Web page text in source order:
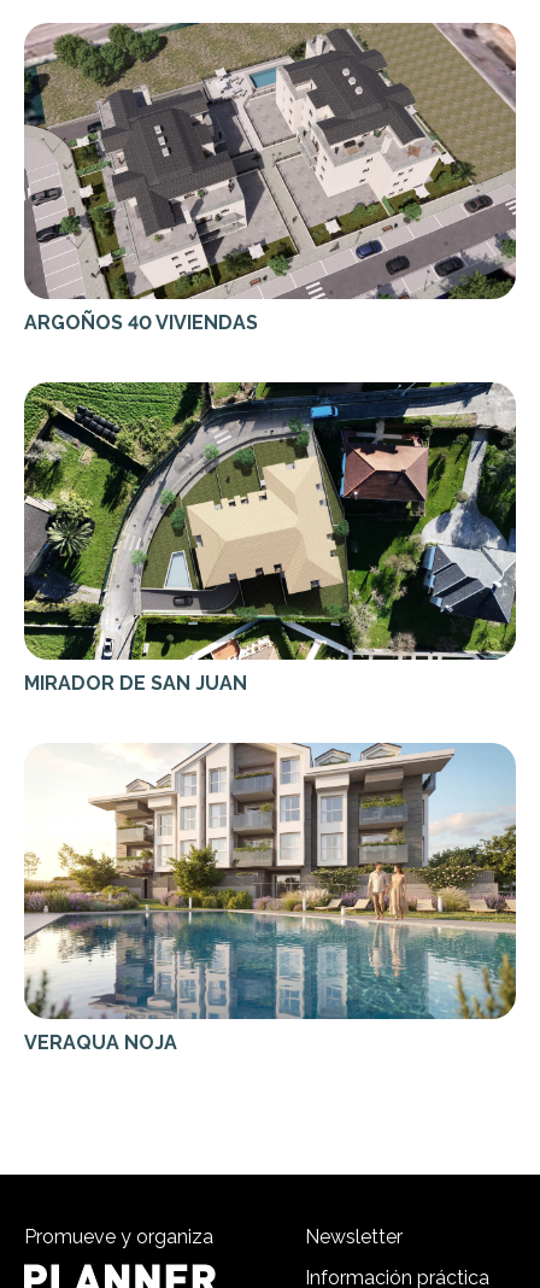
ARGOÑOS 40 VIVIENDAS
MIRADOR DE SAN JUAN
VERAQUA NOJA
Promueve y organiza
Newsletter
Información práctica